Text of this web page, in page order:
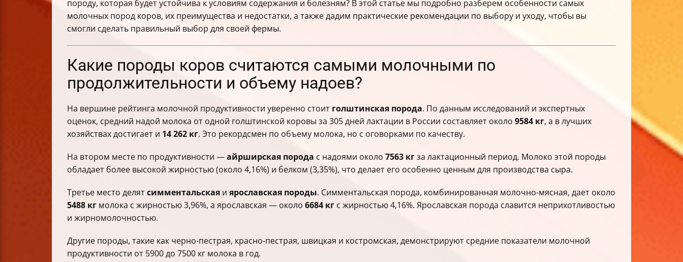
Как выбор породы влияет на экономическую устойчивость молочной фермы?
Какие проблемы со здоровьем и репродуктивные вопросы связаны с высокопродуктивными породами, и как их эффективно решать?
Итог: Какая порода коров самая молочная и как сделать правильный выбор?
В таблице ниже кратко сравним ключевые характеристики для быстрого выбора:
породу, которая будет устойчива к условиям содержания и болезням? В этой статье мы подробно разберем особенности самых
молочных пород коров, их преимущества и недостатки, а также дадим практические рекомендации по выбору и уходу, чтобы вы
смогли сделать правильный выбор для своей фермы.
Какие породы коров считаются самыми молочными по
продолжительности и объему надоев?
На вершине рейтинга молочной продуктивности уверенно стоит голштинская порода. По данным исследований и экспертных
оценок, средний надой молока от одной голштинской коровы за 305 дней лактации в России составляет около 9584 кг, а в лучших
хозяйствах достигает и 14 262 кг. Это рекордсмен по объему молока, но с оговорками по качеству.
На втором месте по продуктивности —айрширская порода с надоями около 7563 кгза лактационный период. Молоко этой породы
обладает более высокой жирностью (около 4,16%) и белком (3,35%), что делает его особенно ценным для производства сыра.
Третье место делятсимментальская и ярославская породы. Симментальская порода, комбинированная молочно-мясная, дает около
5488 кг молока с жирностью 3,96%, а ярославская — около 6684 кг с жирностью 4,16%. Ярославская порода славится неприхотливостью
и жирномолочностью.
Другие породы, такие как черно-пестрая, красно-пестрая, швицкая и костромская, демонстрируют средние показатели молочной
продуктивности от 5900 до 7500 кг молока в год.